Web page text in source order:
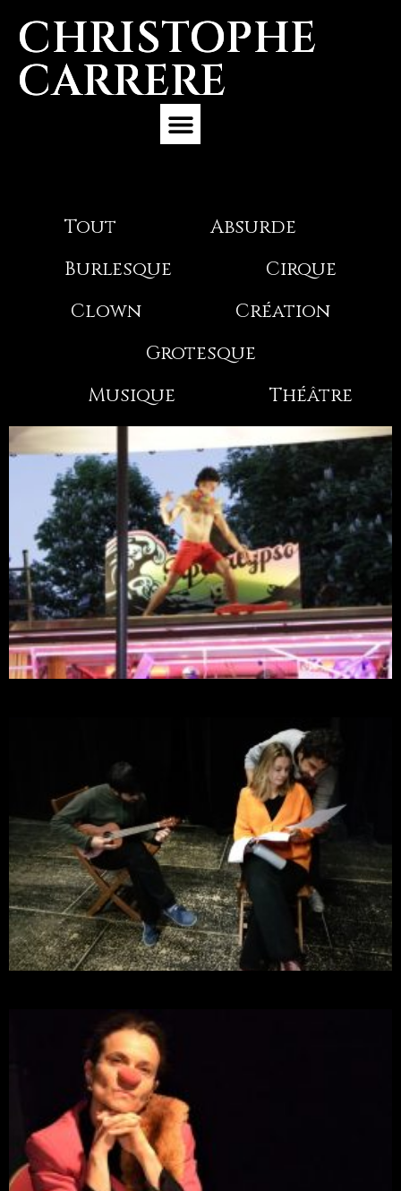
CHRISTOPHE
CARRERE
Tout
Absurde
Burlesque
Cirque
Clown
Création
Grotesque
Musique
Théâtre